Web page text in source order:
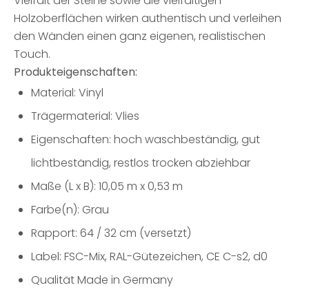
Holzoberflächen wirken authentisch und verleihen
den Wänden einen ganz eigenen, realistischen
Touch.
Produkteigenschaften:
Material: Vinyl
Trägermaterial: Vlies
Eigenschaften: hoch waschbeständig, gut
lichtbeständig, restlos trocken abziehbar
Maße (L x B): 10,05 m x 0,53 m
Farbe(n): Grau
Rapport: 64 / 32 cm (versetzt)
Label: FSC-Mix, RAL-Gütezeichen, CE C-s2, d0
Qualität Made in Germany